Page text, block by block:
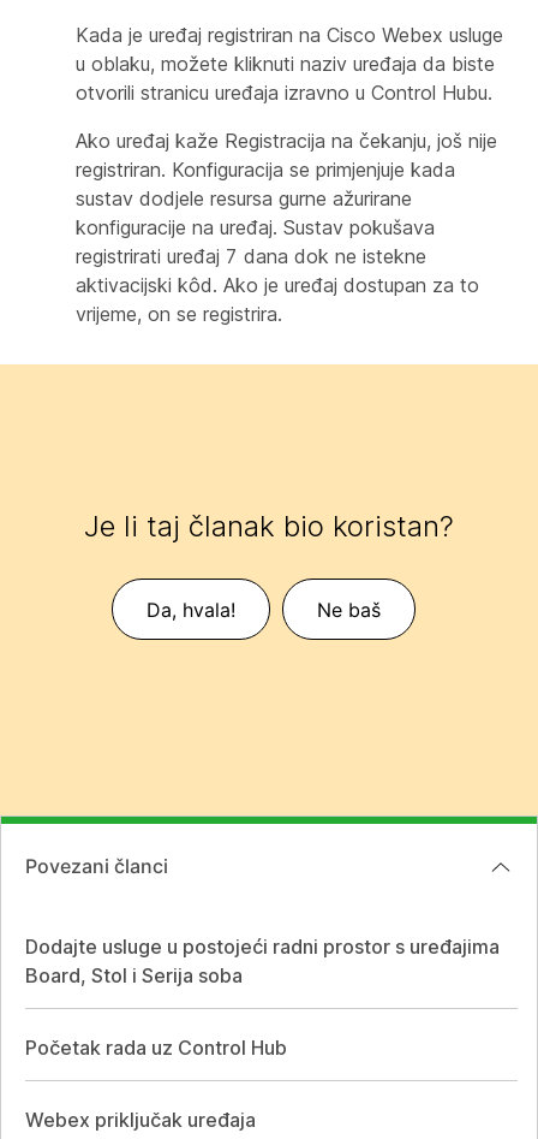
Kada je uređaj registriran na Cisco Webex usluge
u oblaku, možete kliknuti naziv uređaja da biste
otvorili stranicu uređaja izravno u Control Hubu.
Ako uređaj kaže Registracija na čekanju, još nije
registriran. Konfiguracija se primjenjuje kada
sustav dodjele resursa gurne ažurirane
konfiguracije na uređaj. Sustav pokušava
registrirati uređaj 7 dana dok ne istekne
aktivacijski kôd. Ako je uređaj dostupan za to
vrijeme, on se registrira.
Je li taj članak bio koristan?
Da, hvala! Ne baš
Povezani članci
Dodajte usluge u postojeći radni prostor s uređajima
Board, Stol i Serija soba
Početak rada uz Control Hub
Webex priključak uređaja